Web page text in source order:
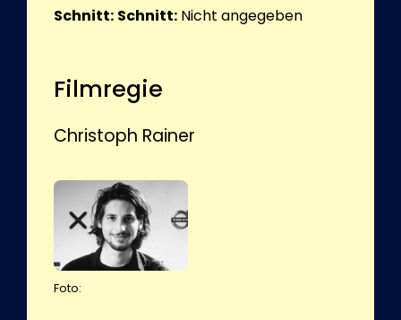
Schnitt: Schnitt: Nicht angegeben
Filmregie
Christoph Rainer
Foto: